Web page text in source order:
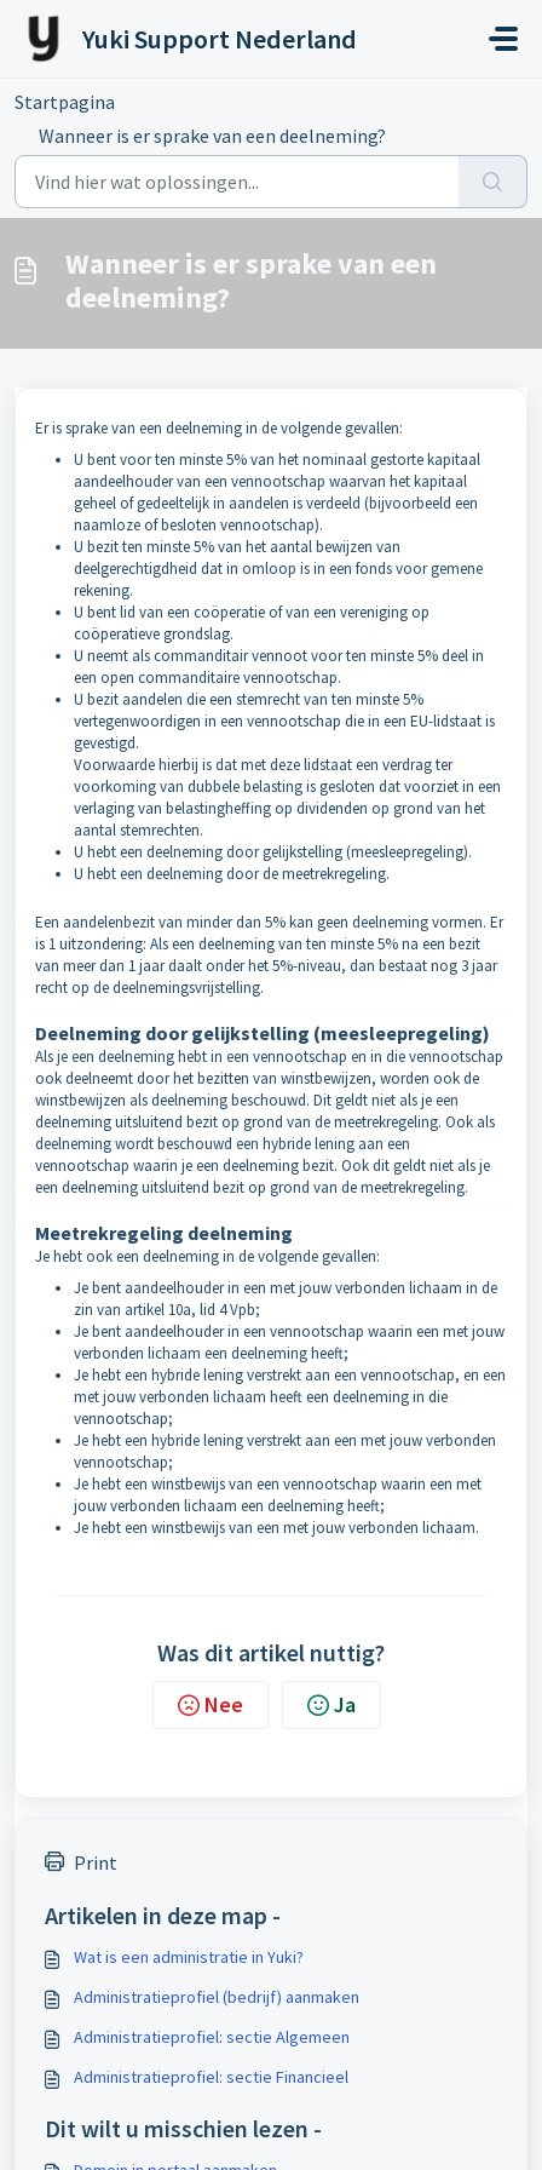
Doorgaan naar hoofdinhoud
Yuki Support Nederland
Startpagina
Wanneer is er sprake van een deelneming?
Wanneer is er sprake van een
deelneming?
Er is sprake van een deelneming in de volgende gevallen:
U bent voor ten minste 5% van het nominaal gestorte kapitaal
aandeelhouder van een vennootschap waarvan het kapitaal
geheel of gedeeltelijk in aandelen is verdeeld (bijvoorbeeld een
naamloze of besloten vennootschap).
U bezit ten minste 5% van het aantal bewijzen van
deelgerechtigdheid dat in omloop is in een fonds voor gemene
rekening.
U bent lid van een coöperatie of van een vereniging op
coöperatieve grondslag.
U neemt als commanditair vennoot voor ten minste 5% deel in
een open commanditaire vennootschap.
U bezit aandelen die een stemrecht van ten minste 5%
vertegenwoordigen in een vennootschap die in een EU-lidstaat is
gevestigd.
Voorwaarde hierbij is dat met deze lidstaat een verdrag ter
voorkoming van dubbele belasting is gesloten dat voorziet in een
verlaging van belastingheffing op dividenden op grond van het
aantal stemrechten.
U hebt een deelneming door gelijkstelling (meesleepregeling).
U hebt een deelneming door de meetrekregeling.
Een aandelenbezit van minder dan 5% kan geen deelneming vormen. Er
is 1 uitzondering: Als een deelneming van ten minste 5% na een bezit
van meer dan 1 jaar daalt onder het 5%-niveau, dan bestaat nog 3 jaar
recht op de deelnemingsvrijstelling.
Deelneming door gelijkstelling (meesleepregeling)
Als je een deelneming hebt in een vennootschap en in die vennootschap
ook deelneemt door het bezitten van winstbewijzen, worden ook de
winstbewijzen als deelneming beschouwd. Dit geldt niet als je een
deelneming uitsluitend bezit op grond van de meetrekregeling. Ook als
deelneming wordt beschouwd een hybride lening aan een
vennootschap waarin je een deelneming bezit. Ook dit geldt niet als je
een deelneming uitsluitend bezit op grond van de meetrekregeling.
Meetrekregeling deelneming
Je hebt ook een deelneming in de volgende gevallen:
Je bent aandeelhouder in een met jouw verbonden lichaam in de
zin van artikel 10a, lid 4 Vpb;
Je bent aandeelhouder in een vennootschap waarin een met jouw
verbonden lichaam een deelneming heeft;
Je hebt een hybride lening verstrekt aan een vennootschap, en een
met jouw verbonden lichaam heeft een deelneming in die
vennootschap;
Je hebt een hybride lening verstrekt aan een met jouw verbonden
vennootschap;
Je hebt een winstbewijs van een vennootschap waarin een met
jouw verbonden lichaam een deelneming heeft;
Je hebt een winstbewijs van een met jouw verbonden lichaam.
Was dit artikel nuttig?
Nee Ja
Print
Artikelen in deze map -
Wat is een administratie in Yuki?
Administratieprofiel (bedrijf) aanmaken
Administratieprofiel: sectie Algemeen
Administratieprofiel: sectie Financieel
Dit wilt u misschien lezen -